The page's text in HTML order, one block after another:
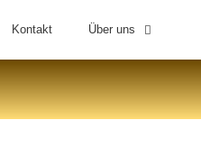
Kontakt Über uns